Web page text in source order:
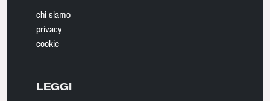
chi siamo
privacy
cookie
LEGGI